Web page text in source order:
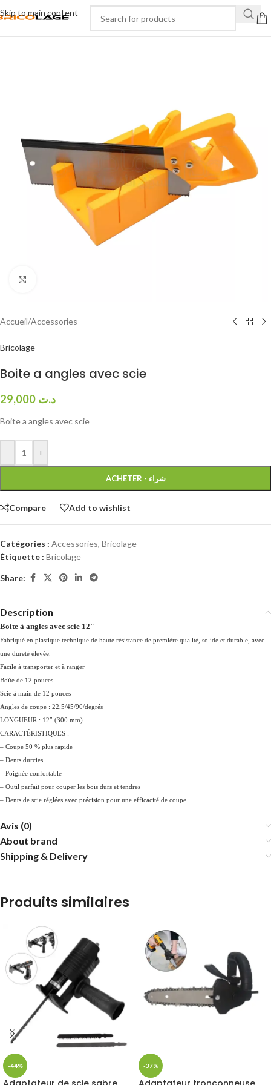
Skip to main content
Accueil/Accessories
Bricolage
Boite a angles avec scie
د.ت
Boite a angles avec scie
- +
ACHETER - شراء
Compare Add to wishlist
Catégories : Accessories, Bricolage
Étiquette : Bricolage
Share:
Description
Boite à angles avec scie 12″
Fabriqué en plastique technique de haute résistance de première qualité, solide et durable, avec
une dureté élevée.
Facile à transporter et à ranger
Boîte de 12 pouces
Scie à main de 12 pouces
Angles de coupe : 22,5/45/90/degrés
LONGUEUR : 12″ (300 mm)
CARACTÉRISTIQUES :
– Coupe 50 % plus rapide
– Dents durcies
– Poignée confortable
– Outil parfait pour couper les bois durs et tendres
– Dents de scie réglées avec précision pour une efficacité de coupe
Avis (0)
About brand
Shipping & Delivery
Produits similaires
-44% -37%